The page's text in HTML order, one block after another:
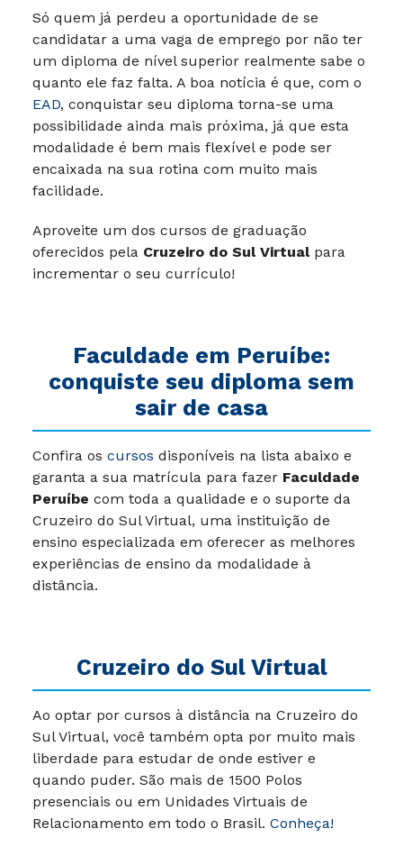
Só quem já perdeu a oportunidade de se
candidatar a uma vaga de emprego por não ter
um diploma de nível superior realmente sabe o
quanto ele faz falta. A boa notícia é que, com o
EAD, conquistar seu diploma torna-se uma
possibilidade ainda mais próxima, já que esta
modalidade é bem mais flexível e pode ser
encaixada na sua rotina com muito mais
facilidade.
Aproveite um dos cursos de graduação
oferecidos pela Cruzeiro do Sul Virtualpara
incrementar o seu currículo!
Faculdade em Peruíbe:
conquiste seu diploma sem
sair de casa
Confira os cursos disponíveis na lista abaixo e
garanta a sua matrícula para fazer Faculdade
Peruíbe com toda a qualidade e o suporte da
Cruzeiro do Sul Virtual, uma instituição de
ensino especializada em oferecer as melhores
experiências de ensino da modalidade à
distância.
Cruzeiro do Sul Virtual
Ao optar por cursos à distância na Cruzeiro do
Sul Virtual, você também opta por muito mais
liberdade para estudar de onde estiver e
quando puder. São mais de 1500 Polos
presenciais ou em Unidades Virtuais de
Relacionamento em todo o Brasil. Conheça!